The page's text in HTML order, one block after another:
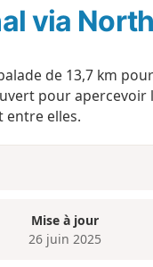
via
de 13,7 km
pour
entre elles.
Mise à jour
26 juin 2025